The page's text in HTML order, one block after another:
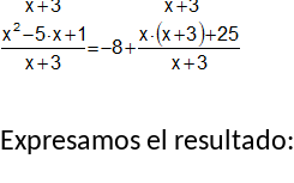
Expresamos el resultado: